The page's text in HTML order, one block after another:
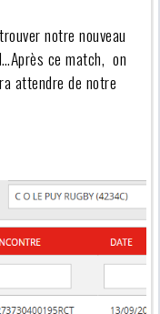
notre nouveau
ce match, on
attendre de notre